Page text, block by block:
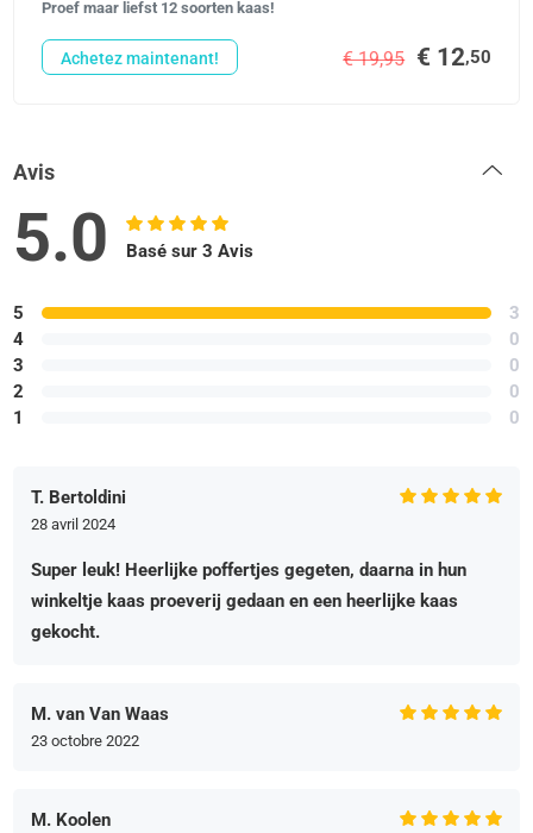
Proef maar liefst 12 soorten kaas!
€ 19,95 € 12,50
Achetez maintenant!
Avis
5.0 Basé sur 3 Avis
5
4
3
2
1
3
0
0
0
0
T. Bertoldini
28 avril 2024
Super leuk! Heerlijke poffertjes gegeten, daarna in hun
winkeltje kaas proeverij gedaan en een heerlijke kaas
gekocht.
M. van Van Waas
23 octobre 2022
M. Koolen